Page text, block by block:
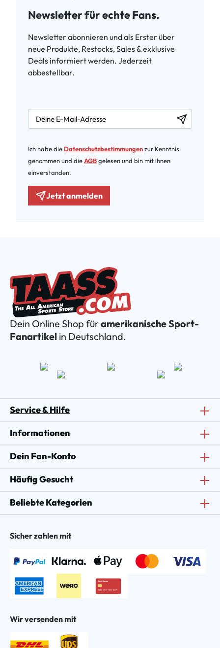
Newsletter für echte Fans.
Newsletter abonnieren und als Erster über
neue Produkte, Restocks, Sales & exklusive
Deals informiert werden. Jederzeit
abbestellbar.
newsletter.labelEmail
Ich habe die Datenschutzbestimmungenzur Kenntnis
genommen und dieAGBgelesen und bin mit ihnen
einverstanden.
Jetzt anmelden
Dein Online Shop füramerikanische Sport-
Fanartikel in Deutschland.
Service & Hilfe
Informationen
Dein Fan-Konto
Häufig Gesucht
Beliebte Kategorien
Sicher zahlen mit
Wir versenden mit